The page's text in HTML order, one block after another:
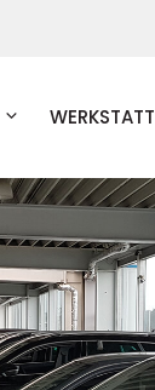
WERKSTATT